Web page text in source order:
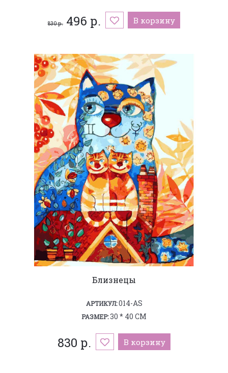
830 р. 496 р. В корзину
Близнецы
АРТИКУЛ:014-AS
РАЗМЕР:30 * 40 СМ
830 р. В корзину